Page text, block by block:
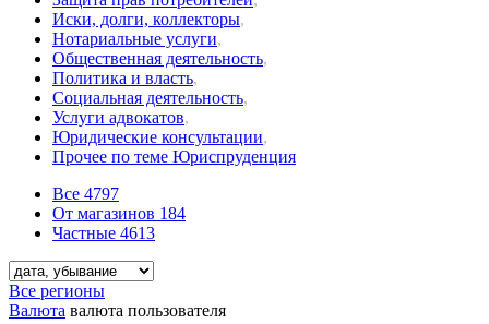
Иски, долги, коллекторы,
Нотариальные услуги,
Общественная деятельность,
Политика и власть,
Социальная деятельность,
Услуги адвокатов,
Юридические консультации,
Прочее по теме Юриспруденция
Все 4797
От магазинов 184
Частные 4613
Все регионы
Валюта валюта пользователя